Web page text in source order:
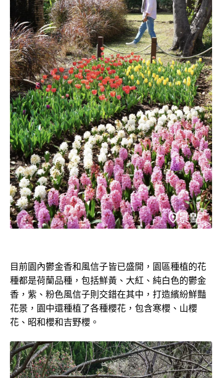
目前園內鬱金香和風信子皆已盛開，園區種植的花
種都是荷蘭品種，包括鮮黃、大紅、純白色的鬱金
香，紫、粉色風信子則交錯在其中，打造繽紛鮮豔
花景，園中還種植了各種櫻花，包含寒櫻、山櫻
花、昭和櫻和吉野櫻。